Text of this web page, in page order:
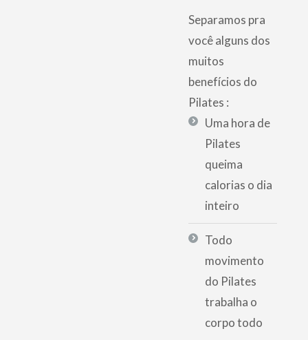
Separamos pra
você alguns dos
muitos
benefícios do
Pilates :
Uma hora de
Pilates
queima
calorias o dia
inteiro
Todo
movimento
do Pilates
trabalha o
corpo todo